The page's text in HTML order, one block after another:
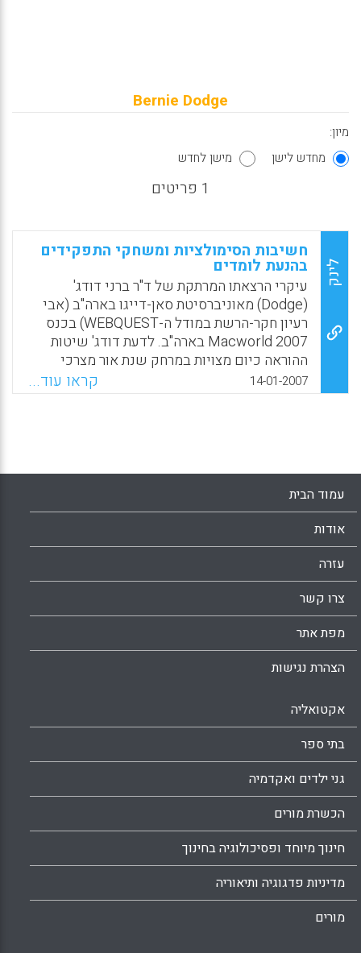
Bernie Dodge
מיון:
מחדש לישן
מישן לחדש
1 פריטים
לינק
חשיבות הסימולציות ומשחקי התפקידים
בהנעת לומדים
עיקרי הרצאתו המרתקת של ד"ר ברני דודג'
(Dodge) מאוניברסיטת סאן-דייגו בארה"ב (אבי
רעיון חקר-הרשת במודל ה-WEBQUEST) בכנס
Macworld 2007 בארה"ב. לדעת דודג' שיטות
ההוראה כיום מצויות במרחק שנת אור מצרכי
ההתעניינות של הילדים. על מנת להגביר את
המוטיבציה של הלומד בתחומי דעת שונים יש
בדרך של משחקי תפקידים. דודג' מדגים
בהרצאתו כמה וכמה סביבות למידה ממוחשבות
חדשות כגון INFORM 7 לסימולציה ספרותית
הלמידה הממוחשבות על עקרונות של משחק
משחקים לימודיים פשוטים ומורכבים. דודג'
סיפר במהלך הרצאתו גם על ניסיונות בארה"ב
לפתח מודל תקשובי תלת-מימדי של חקר רשת
כתחליף לחקר-הרשת הטקסטואלי. עוד ממליץ
דודג' למורים לעשות שימוש בתוכנת האיור
WhatsApp
Facebook
Email
X
14-01-2007 קראו עוד...
עמוד הבית
אודות
עזרה
צרו קשר
מפת אתר
הצהרת נגישות
אקטואליה
בתי ספר
גני ילדים ואקדמיה
הכשרת מורים
חינוך מיוחד ופסיכולוגיה בחינוך
מדיניות פדגוגיה ותיאוריה
מורים